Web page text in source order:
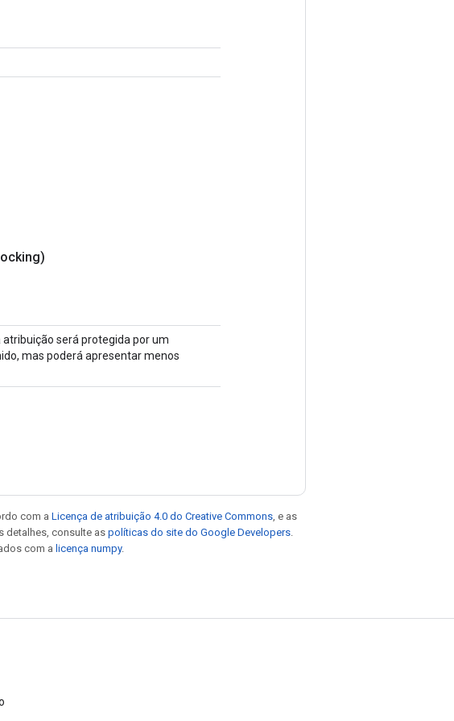
atribuição será protegida por um
mas poderá apresentar menos
com a Licença de atribuição 4.0 do Creative Commons , e as
detalhes, consulte aspolíticas do site do Google Developers
com a licença numpy.